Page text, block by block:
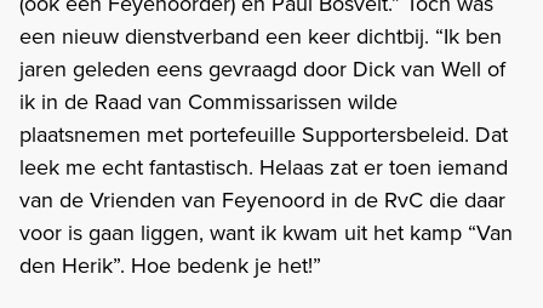
een nieuw dienstverband een keer dichtbij. “Ik ben
jaren geleden eens gevraagd door Dick van Well of
ik in de Raad van Commissarissen wilde
plaatsnemen met portefeuille Supportersbeleid. Dat
leek me echt fantastisch. Helaas zat er toen iemand
van de Vrienden van Feyenoord in de RvC die daar
voor is gaan liggen, want ik kwam uit het kamp “Van
den Herik”. Hoe bedenk je het!”